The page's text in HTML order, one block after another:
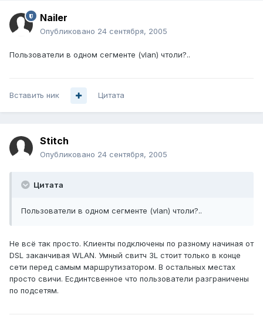
Nailer
Опубликовано 24 сентября, 2005
Пользователи в одном сегменте (vlan) чтоли?..
Вставить ник Цитата
Stitch
Опубликовано 24 сентября, 2005
Цитата
Пользователи в одном сегменте (vlan) чтоли?..
Не всё так просто. Клиенты подключены по разному начиная от
DSL заканчивая WLAN. Умный свитч 3L стоит только в конце
сети перед самым маршрутизатором. В остальных местах
просто свичи. Есдинтсвенное что пользователи разграничены
по подсетям.